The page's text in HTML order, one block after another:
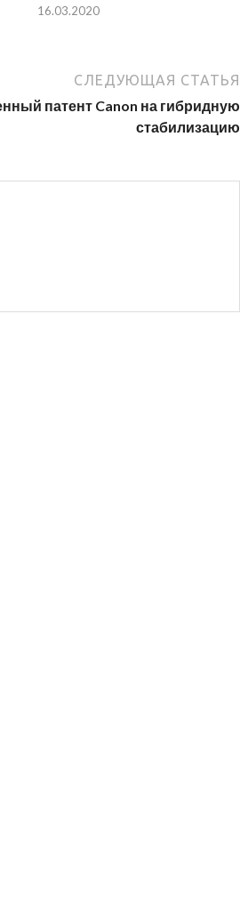
16.03.2020
СЛЕДУЮЩАЯ СТАТЬЯ
патент Canon на гибридную
стабилизацию